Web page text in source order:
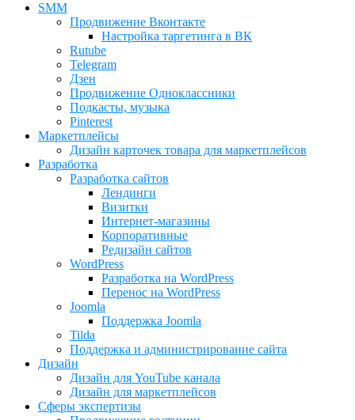
SMM
Продвижение Вконтакте
Настройка таргетинга в ВК
Rutube
Telegram
Дзен
Продвижение Одноклассники
Подкасты, музыка
Pinterest
Маркетплейсы
Дизайн карточек товара для маркетплейсов
Разработка
Разработка сайтов
Лендинги
Визитки
Интернет-магазины
Корпоративные
Редизайн сайтов
WordPress
Разработка на WordPress
Перенос на WordPress
Joomla
Поддержка Joomla
Tilda
Поддержка и администрирование сайта
Дизайн
Дизайн для YouTube канала
Дизайн для маркетплейсов
Сферы экспертизы